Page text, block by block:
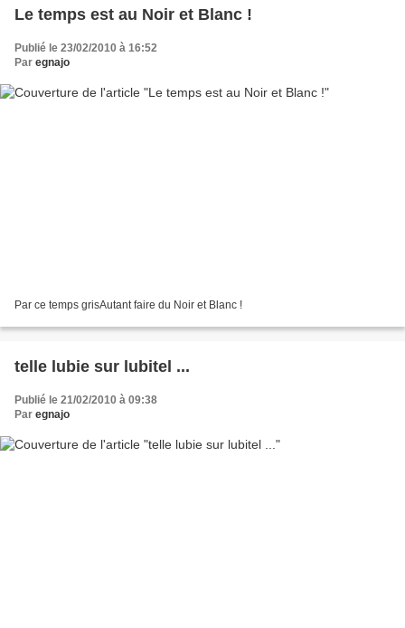
Le temps est au Noir et Blanc !
Publié le 23/02/2010 à 16:52
Par egnajo
Par ce temps grisAutant faire du Noir et Blanc !
telle lubie sur lubitel ...
Publié le 21/02/2010 à 09:38
Par egnajo